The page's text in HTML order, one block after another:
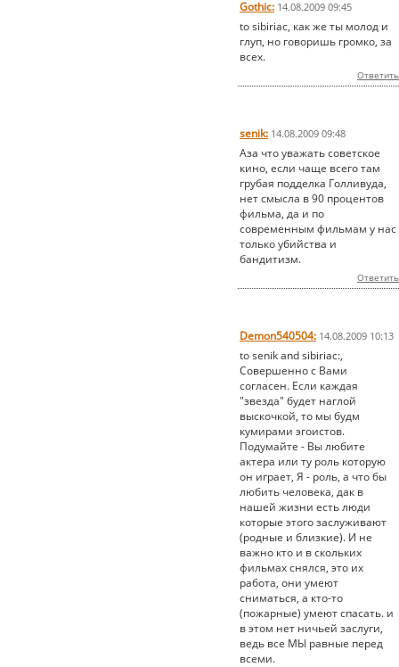
Gothic: 14.08.2009 09:45
to sibiriac, как же ты молод и
глуп, но говоришь громко, за
всех.
Ответить
senik: 14.08.2009 09:48
Аза что уважать советское
кино, если чаще всего там
грубая подделка Голливуда,
нет смысла в 90 процентов
фильма, да и по
современным фильмам у нас
только убийства и
бандитизм.
Ответить
Demon540504: 14.08.2009 10:13
to senik and sibiriac:,
Совершенно с Вами
согласен. Если каждая
"звезда" будет наглой
выскочкой, то мы будм
кумирами эгоистов.
Подумайте - Вы любите
актера или ту роль которую
он играет, Я - роль, а что бы
любить человека, дак в
нашей жизни есть люди
которые этого заслуживают
(родные и близкие). И не
важно кто и в скольких
фильмах снялся, это их
работа, они умеют
сниматься, а кто-то
(пожарные) умеют спасать. и
в этом нет ничьей заслуги,
ведь все МЫ равные перед
всеми.